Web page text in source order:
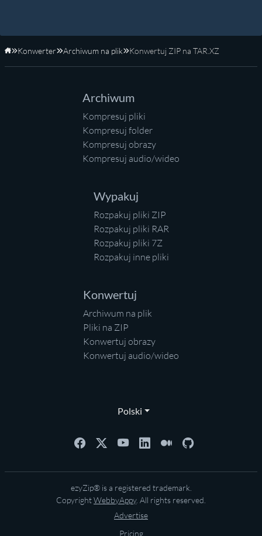
Strona główna
Konwerter Archiwum na plik Konwertuj ZIP na TAR.XZ
Archiwum
Kompresuj pliki
Kompresuj folder
Kompresuj obrazy
Kompresuj audio/wideo
Wypakuj
Rozpakuj pliki ZIP
Rozpakuj pliki RAR
Rozpakuj pliki 7Z
Rozpakuj inne pliki
Konwertuj
Archiwum na plik
Pliki na ZIP
Konwertuj obrazy
Konwertuj audio/wideo
Polski
ezyZip® is a registered trademark.
CopyrightWebbyAppy. All rights reserved.
Advertise
Pricing